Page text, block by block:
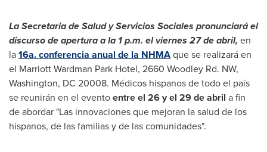
La Secretaria de Salud y Servicios Sociales pronunciará el
discurso de apertura a la 1 p.m. el viernes 27 de abril, en
la16a. conferencia anual de la NHMAque se realizará en
el Marriott Wardman Park Hotel, 2660 Woodley Rd. NW,
Washington, DC 20008. Médicos hispanos de todo el país
se reunirán en el eventoentre el 26 y el 29 de abril a fin
de abordar "Las innovaciones que mejoran la salud de los
hispanos, de las familias y de las comunidades".